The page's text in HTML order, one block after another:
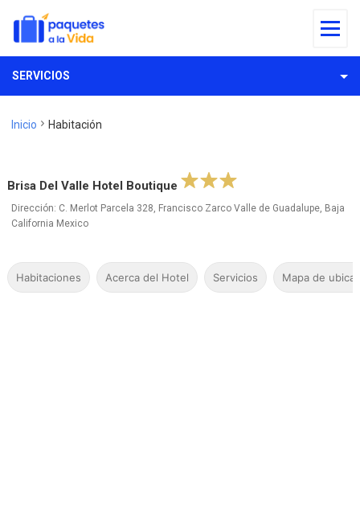
SERVICIOS
Inicio Habitación
Brisa Del Valle Hotel Boutique
Dirección: C. Merlot Parcela 328, Francisco Zarco Valle de Guadalupe, Baja
California Mexico
Habitaciones Acerca del Hotel Servicios Mapa de